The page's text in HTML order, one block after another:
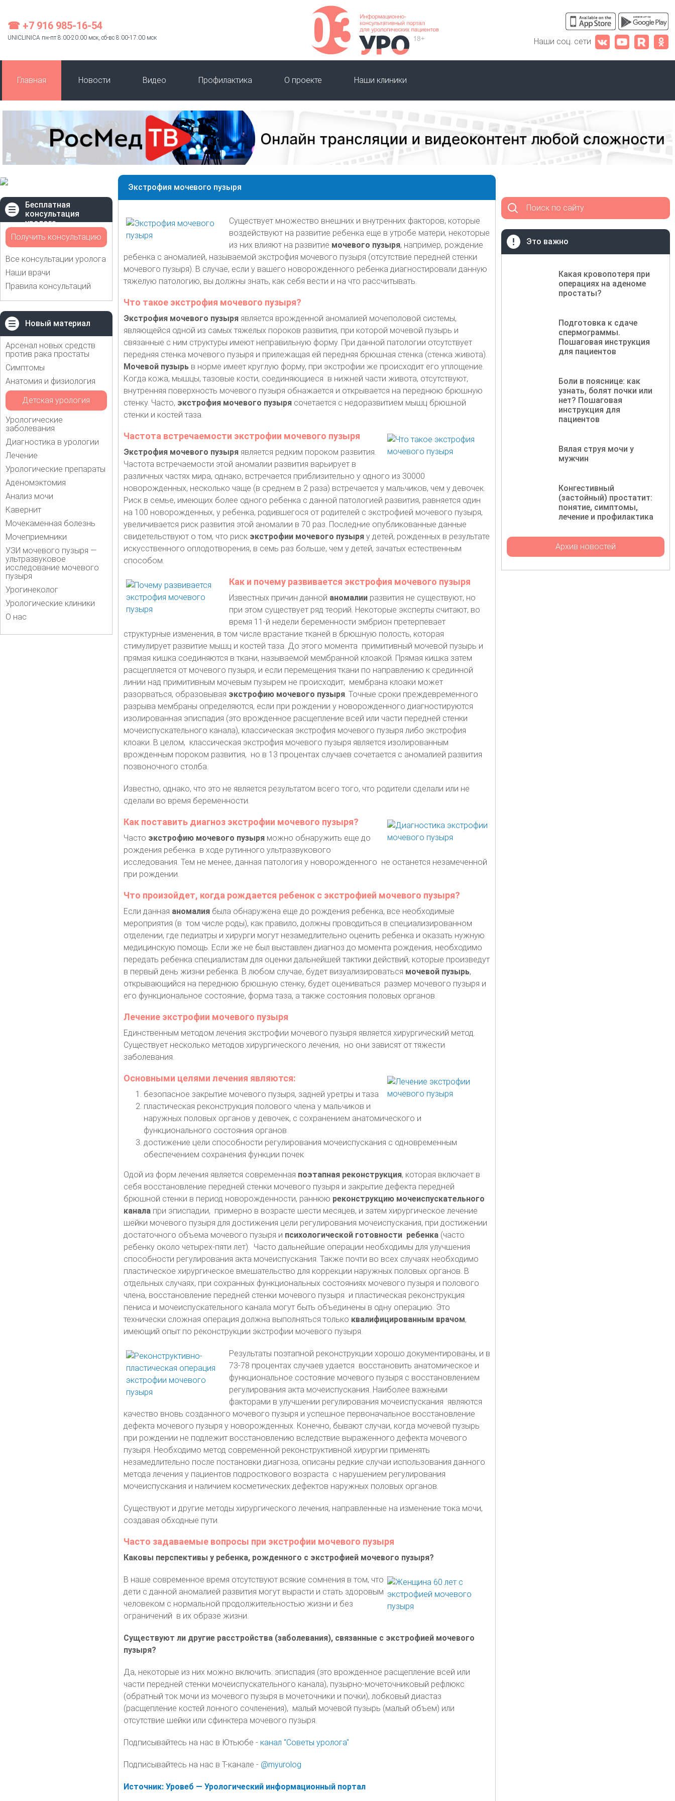
☎ +7 916 985-16-54
UNICLINICA пн-пт 8:00-20:00 мск, сб-вс 8:00-17:00 мск Наши соц. сети
Главная Новости Видео Профилактика О проекте Наши клиники
Бесплатная
консультация
уролога
Получить консультацию
Все консультации уролога
Наши врачи
Правила консультаций
Новый материал
Арсенал новых средств
против рака простаты
Симптомы
Анатомия и физиология
Детская урология
Урологические
заболевания
Диагностика в урологии
Лечение
Урологические препараты
Аденомэктомия
Анализ мочи
Кавернит
Мочекаменная болезнь
Мочеприемники
УЗИ мочевого пузыря —
ультразвуковое
исследование мочевого
пузыря
Урогинеколог
Урологические клиники
О нас
Экстрофия мочевого пузыря
Существует множество внешних и внутренних факторов, которые
воздействуют на развитие ребенка еще в утробе матери, некоторые
из них влияют на развитие мочевого пузыря, например, рождение
ребенка с аномалией, называемой экстрофия мочевого пузыря (отсутствие передней стенки
мочевого пузыря). В случае, если у вашего новорожденного ребенка диагностировали данную
тяжелую патологию, вы должны знать, как себя вести и на что рассчитывать.
Что такое экстрофия мочевого пузыря?
Экстрофия мочевого пузыряявляется врожденной аномалией мочеполовой системы,
являющейся одной из самых тяжелых пороков развития, при которой мочевой пузырь и
связанные с ним структуры имеют неправильную форму. При данной патологии отсутствует
передняя стенка мочевого пузыря и прилежащая ей передняя брюшная стенка (стенка живота).
Мочевой пузырьв норме имеет круглую форму, при экстрофии же происходит его уплощение.
Когда кожа, мышцы, тазовые кости, соединяющиеся в нижней части живота, отсутствуют,
внутренняя поверхность мочевого пузыря обнажается и открывается на переднюю брюшную
стенку. Часто, экстрофия мочевого пузырясочетается с недоразвитием мышц брюшной
стенки и костей таза.
Частота встречаемости экстрофии мочевого пузыря
Экстрофия мочевого пузыряявляется редким пороком развития.
Частота встречаемости этой аномалии развития варьирует в
различных частях мира, однако, встречается приблизительно у одного из 30000
новорожденных, несколько чаще (в среднем в 2 раза) встречается у мальчиков, чем у девочек.
Риск в семье, имеющих более одного ребенка с данной патологией развития, равняется один
на 100 новорожденных, у ребенка, родившегося от родителей с экстрофией мочевого пузыря,
увеличивается риск развития этой аномалии в 70 раз. Последние опубликованные данные
свидетельствуют о том, что риск экстрофии мочевого пузыряу детей, рожденных в результате
искусственного оплодотворения, в семь раз больше, чем у детей, зачатых естественным
способом.
Как и почему развивается экстрофия мочевого пузыря
Известных причин данной аномалииразвития не существуют, но
при этом существует ряд теорий. Некоторые эксперты считают, во
время 11-й недели беременности эмбрион претерпевает
структурные изменения, в том числе врастание тканей в брюшную полость, которая
стимулирует развитие мышц и костей таза. До этого момента примитивный мочевой пузырь и
прямая кишка соединяются в ткани, называемой мембранной клоакой. Прямая кишка затем
расщепляется от мочевого пузыря, и если перемещения ткани по направлению к срединной
линии над примитивным мочевым пузырем не происходит, мембрана клоаки может
разорваться, образовывая экстрофию мочевого пузыря. Точные сроки преждевременного
разрыва мембраны определяются, если при рождении у новорожденного диагностируются
изолированная эписпадия (это врожденное расщепление всей или части передней стенки
мочеиспускательного канала), классическая экстрофия мочевого пузыря либо экстрофия
клоаки. В целом, классическая экстрофия мочевого пузыря является изолированным
врожденным пороком развития, но в 13 процентах случаев сочетается с аномалией развития
позвоночного столба.
Известно, однако, что это не является результатом всего того, что родители сделали или не
сделали во время беременности.
Как поставить диагноз экстрофии мочевого пузыря?
Часто экстрофию мочевого пузыряможно обнаружить еще до
рождения ребенка в ходе рутинного ультразвукового
исследования. Тем не менее, данная патология у новорожденного не останется незамеченной
при рождении.
Что произойдет, когда рождается ребенок с экстрофией мочевого пузыря?
Если данная аномалиябыла обнаружена еще до рождения ребенка, все необходимые
мероприятия (в том числе роды), как правило, должны проводиться в специализированном
отделении, где педиатры и хирурги могут незамедлительно оценить ребенка и оказать нужную
медицинскую помощь. Если же не был выставлен диагноз до момента рождения, необходимо
передать ребенка специалистам для оценки дальнейшей тактики действий, которые произведут
в первый день жизни ребенка. В любом случае, будет визуализироваться мочевой пузырь,
открывающийся на переднюю брюшную стенку, будет оцениваться размер мочевого пузыря и
его функциональное состояние, форма таза, а также состояния половых органов.
Лечение экстрофии мочевого пузыря
Единственным методом лечения экстрофии мочевого пузыря является хирургический метод.
Существует несколько методов хирургического лечения, но они зависят от тяжести
заболевания.
Основными целями лечения являются:
безопасное закрытие мочевого пузыря, задней уретры и таза
пластическая реконструкция полового члена у мальчиков и
наружных половых органов у девочек, с сохранением анатомического и
функционального состояния органов
достижение цели способности регулирования мочеиспускания с одновременным
обеспечением сохранения функции почек
Одой из форм лечения является современная поэтапная реконструкция, которая включает в
себя восстановление передней стенки мочевого пузыря и закрытие дефекта передней
брюшной стенки в период новорожденности, раннюю реконструкцию мочеиспускательного
каналапри эписпадии, примерно в возрасте шести месяцев, и затем хирургическое лечение
шейки мочевого пузыря для достижения цели регулирования мочеиспускания, при достижении
достаточного объема мочевого пузыря и психологической готовности ребенка(часто
ребенку около четырех-пяти лет). Часто дальнейшие операции необходимы для улучшения
способности регулирования акта мочеиспускания. Также почти во всех случаях необходимо
пластическое хирургическое вмешательство для коррекции наружных половых органов. В
отдельных случаях, при сохранных функциональных состояниях мочевого пузыря и полового
члена, восстановление передней стенки мочевого пузыря и пластическая реконструкция
пениса и мочеиспускательного канала могут быть объединены в одну операцию. Это
технически сложная операция должна выполняться только квалифицированным врачом,
имеющий опыт по реконструкции экстрофии мочевого пузыря.
Результаты поэтапной реконструкции хорошо документированы, и в
73-78 процентах случаев удается восстановить анатомическое и
функциональное состояние мочевого пузыря с восстановлением
регулирования акта мочеиспускания. Наиболее важными
факторами в улучшении регулирования мочеиспускания являются
качество вновь созданного мочевого пузыря и успешное первоначальное восстановление
дефекта мочевого пузыря у новорожденных. Конечно, бывают случаи, когда мочевой пузырь
при рождении не подлежит восстановлению вследствие выраженного дефекта мочевого
пузыря. Необходимо метод современной реконструктивной хирургии применять
незамедлительно после постановки диагноза, описаны редкие случаи использования данного
метода лечения у пациентов подросткового возраста с нарушением регулирования
мочеиспускания и наличием косметических дефектов наружных половых органов.
Существуют и другие методы хирургического лечения, направленные на изменение тока мочи,
создавая обходные пути.
Часто задаваемые вопросы при экстрофии мочевого пузыря
Каковы перспективы у ребенка, рожденного с экстрофией мочевого пузыря?
В наше современное время отсутствуют всякие сомнения в том, что
дети с данной аномалией развития могут вырасти и стать здоровым
человеком с нормальной продолжительностью жизни и без
ограничений в их образе жизни.
Существуют ли другие расстройства (заболевания), связанные с экстрофией мочевого
пузыря?
Да, некоторые из них можно включить: эписпадия (это врожденное расщепление всей или
части передней стенки мочеиспускательного канала), пузырно-мочеточниковый рефлюкс
(обратный ток мочи из мочевого пузыря в мочеточники и почки), лобковый диастаз
(расщепление костей лонного сочленения), малый мочевой пузырь (малый объем) или
отсутствие шейки или сфинктера мочевого пузыря.
Подписывайтесь на нас в Ютьюбе - канал "Советы уролога"
Подписывайтесь на нас в Т-канале - @myurolog
Источник: Уровеб — Урологический информационный портал
Поиск по сайту
Это важно
Какая кровопотеря при
операциях на аденоме
простаты?
Подготовка к сдаче
спермограммы.
Пошаговая инструкция
для пациентов
Боли в пояснице: как
узнать, болят почки или
нет? Пошаговая
инструкция для
пациентов
Вялая струя мочи у
мужчин
Конгестивный
(застойный) простатит:
понятие, симптомы,
лечение и профилактика
Архив новостей